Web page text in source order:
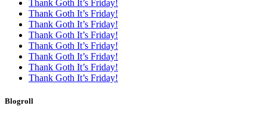
Thank Goth It’s Friday!
Thank Goth It’s Friday!
Thank Goth It’s Friday!
Thank Goth It’s Friday!
Thank Goth It’s Friday!
Thank Goth It’s Friday!
Thank Goth It’s Friday!
Thank Goth It’s Friday!
Blogroll